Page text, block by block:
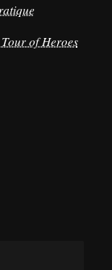
of Heroes